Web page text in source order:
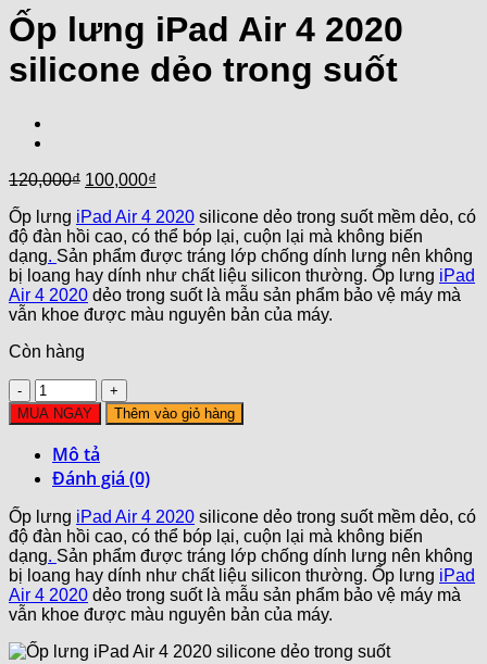
Ốp lưng iPad Air 4 2020
silicone dẻo trong suốt
120,000₫ Giá
là:
120,000₫.
100,000₫
tại
là:
100,000₫.
Ốp lưng iPad Air 4 2020 silicone dẻo trong suốt mềm dẻo, có
độ đàn hồi cao, có thể bóp lại, cuộn lại mà không biến
dạng. Sản phẩm được tráng lớp chống dính lưng nên không
bị loang hay dính như chất liệu silicon thường. Ốp lưng iPad
Air 4 2020 dẻo trong suốt là mẫu sản phẩm bảo vệ máy mà
vẫn khoe được màu nguyên bản của máy.
Còn hàng
Số
lượng
MUA NGAY Thêm vào giỏ hàng
Mô tả
Đánh giá (0)
Ốp lưng iPad Air 4 2020 silicone dẻo trong suốt mềm dẻo, có
độ đàn hồi cao, có thể bóp lại, cuộn lại mà không biến
dạng. Sản phẩm được tráng lớp chống dính lưng nên không
bị loang hay dính như chất liệu silicon thường. Ốp lưng iPad
Air 4 2020 dẻo trong suốt là mẫu sản phẩm bảo vệ máy mà
vẫn khoe được màu nguyên bản của máy.